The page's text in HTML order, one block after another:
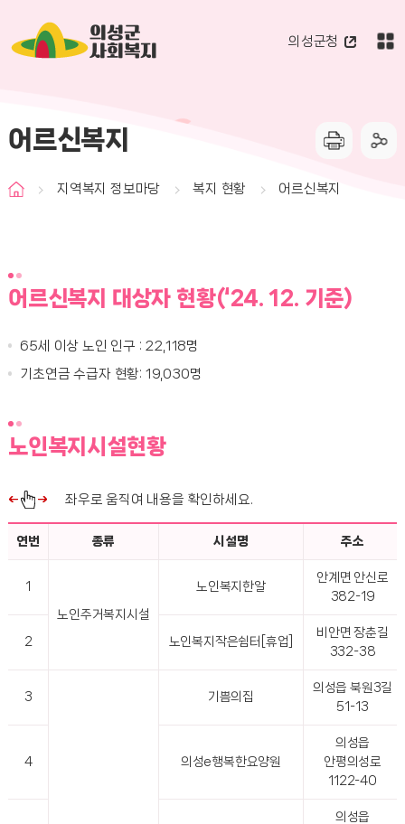
의성군
사회복지
의성군청
어르신복지
지역복지 정보마당 복지 현황 어르신복지
어르신복지 대상자 현황(‘24. 12. 기준)
65세 이상 노인 인구 : 22,118명
기초연금 수급자 현황: 19,030명
노인복지시설현황
좌우로 움직여 내용을 확인하세요.
연번 종류 시설명 주소
1
노인주거복지시설
노인복지한알
안계면 안신로
382-19
2 노인복지작은쉼터[휴업]
비안면 장춘길
332-38
3 기쁨의집
의성읍 북원3길
51-13
4 의성e행복한요양원
의성읍
안평의성로
1122-40
의성읍